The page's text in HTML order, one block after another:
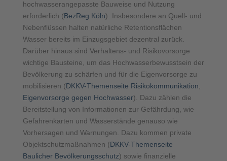
hochwasserangepasste Bauweise und Nutzung
erforderlich (BezReg Köln). Insbesondere an Quell- und
Nebenflüssen halten natürliche Retentionsflächen
Wasser bereits im Einzugsgebiet dezentral zurück.
Darüber hinaus sind Verhaltens- und Risikovorsorge
wichtige Bausteine, um das Hochwasserbewusstsein der
Bevölkerung zu schärfen und für die Eigenvorsorge zu
mobilisieren (DKKV-Themenseite Risikokommunikation,
Eigenvorsorge gegen Hochwasser). Dazu zählen die
Bereitstellung von Informationen zur Gefährdung, wie
Gefahrenkarten und Wasserstände genauso wie
Vorhersagen und Warnungen. Dazu kommen private
Objektschutzmaßnahmen (DKKV-Themenseite
Baulicher Bevölkerungsschutz) sowie finanzielle